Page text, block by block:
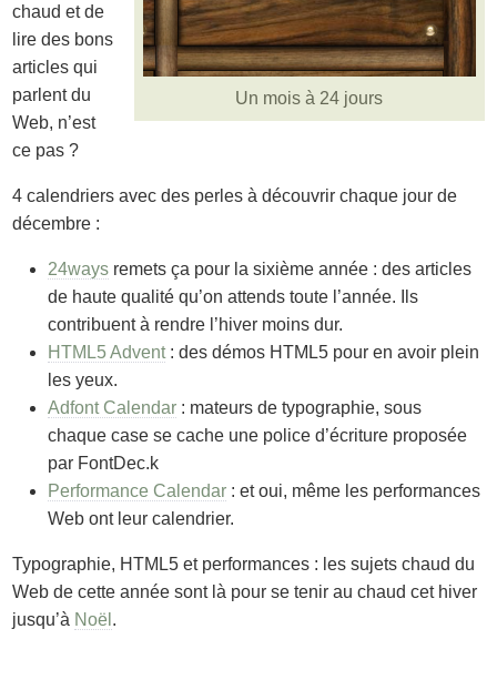
Un mois à 24 jours
chaud et de
lire des bons
articles qui
parlent du
Web, n’est
ce pas ?
4 calendriers avec des perles à découvrir chaque jour de
décembre :
24ways remets ça pour la sixième année : des articles
de haute qualité qu’on attends toute l’année. Ils
contribuent à rendre l’hiver moins dur.
HTML5 Advent: des démos HTML5 pour en avoir plein
les yeux.
Adfont Calendar : mateurs de typographie, sous
chaque case se cache une police d’écriture proposée
par FontDec.k
Performance Calendar : et oui, même les performances
Web ont leur calendrier.
Typographie, HTML5 et performances : les sujets chaud du
Web de cette année sont là pour se tenir au chaud cet hiver
jusqu’à Noël .